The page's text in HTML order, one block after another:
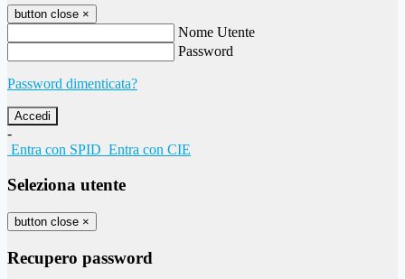
button close ×
Nome Utente
Password
Password dimenticata?
-
Entra con SPID Entra con CIE
Seleziona utente
button close ×
Recupero password